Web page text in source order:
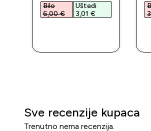
Bilo
6,00 €‎
Uštedi
3,01 €‎
Sve recenzije kupaca
Trenutno nema recenzija.